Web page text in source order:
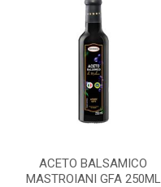
ACETO BALSAMICO
MASTROIANI GFA 250ML